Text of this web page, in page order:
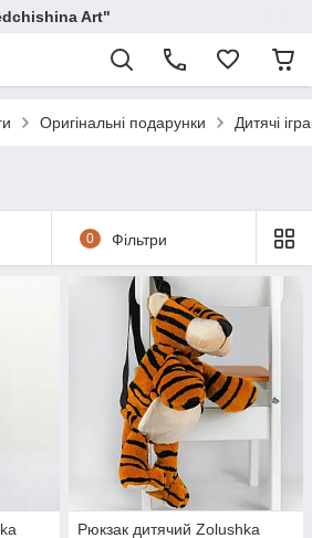
Art"
Оригінальні подарунки Дитячі
0 Фільтри
Рюкзак дитячий Zolushka